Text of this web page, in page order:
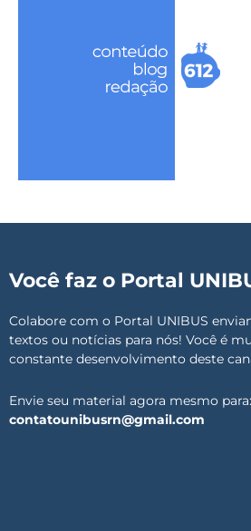
Você faz o Portal
Colabore com o Portal UNIBUS
textos ou notícias para nós! Você é
constante desenvolvimento deste
Envie seu material agora mesmo para:
contatounibusrn@gmail.com